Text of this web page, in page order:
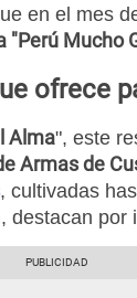
en el mes
"Perú Mucho
ofrece
Alma", este
Armas de
, cultivadas
destacan por